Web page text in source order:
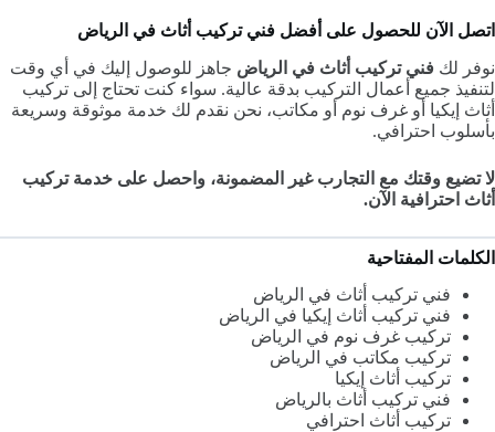
اتصل الآن للحصول على أفضل فني تركيب أثاث في الرياض
نوفر لك فني تركيب أثاث في الرياض جاهز للوصول إليك في أي وقت
لتنفيذ جميع أعمال التركيب بدقة عالية. سواء كنت تحتاج إلى تركيب
أثاث إيكيا أو غرف نوم أو مكاتب، نحن نقدم لك خدمة موثوقة وسريعة
بأسلوب احترافي.
لا تضيع وقتك مع التجارب غير المضمونة، واحصل على خدمة تركيب
أثاث احترافية الآن.
الكلمات المفتاحية
فني تركيب أثاث في الرياض
فني تركيب أثاث إيكيا في الرياض
تركيب غرف نوم في الرياض
تركيب مكاتب في الرياض
تركيب أثاث إيكيا
فني تركيب أثاث بالرياض
تركيب أثاث احترافي